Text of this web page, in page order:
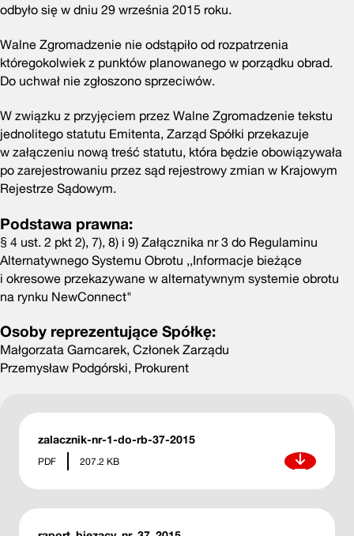
odbyło się w dniu 29 września 2015 roku.
Walne Zgromadzenie nie odstąpiło od rozpatrzenia
któregokolwiek z punktów planowanego w porządku obrad.
Do uchwał nie zgłoszono sprzeciwów.
W związku z przyjęciem przez Walne Zgromadzenie tekstu
jednolitego statutu Emitenta, Zarząd Spółki przekazuje
w załączeniu nową treść statutu, która będzie obowiązywała
po zarejestrowaniu przez sąd rejestrowy zmian w Krajowym
Rejestrze Sądowym.
Podstawa prawna:
§ 4 ust. 2 pkt 2), 7), 8) i 9) Załącznika nr 3 do Regulaminu
Alternatywnego Systemu Obrotu ,,Informacje bieżące
i okresowe przekazywane w alternatywnym systemie obrotu
na rynku NewConnect"
Osoby reprezentujące Spółkę:
Małgorzata Garncarek, Członek Zarządu
Przemysław Podgórski, Prokurent
zalacznik-nr-1-do-rb-37-2015
PDF 207.2 KB Pobierz